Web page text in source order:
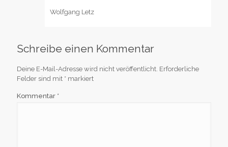
Wolfgang Letz
Schreibe einen Kommentar
Deine E-Mail-Adresse wird nicht veröffentlicht. Erforderliche
Felder sind mit * markiert
Kommentar *